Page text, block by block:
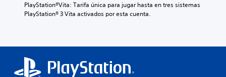
PlayStation®Vita: Tarifa única para jugar hasta en tres sistemas
PlayStation® 3 Vita activados por esta cuenta.